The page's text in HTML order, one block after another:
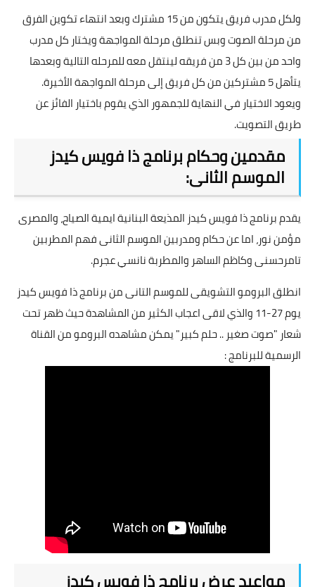
ولكل مدرب فريق يتكون من 15 مشترك وبعد انتهاء تكوين الفرق
من مرحلة الصوت وبس تنطلق مرحلة المواجهة ويختار كل مدرب
واحد من بين كل 3 من فريقه لينتقل معه للمرحله التالية وبعدها
يتأهل 5 مشتركين من كل فريق إلى مرحلة المواجهة الأخيرة.
ويعود الاختيار في النهاية للجمهور الذي يقوم باختيار الفائز عن
طريق التصويت.
مقدمين وحكام برنامج ذا فويس كيدز
الموسم الثانى:
يقدم برنامج ذا فويس كيدز المذيعة البنانيةايمية الصياح، والمصرى
مؤمن نور، اما عن حكام ومدربين الموسم الثانى فهم المطربين
تامرحسنىوكاظم الساهر والمطربة نانسي عجرم.
انطلق البرومو التشويقى للموسم التانى من برنامج ذا فويس كيدز
يوم 27-11 والذي لاقى اعجاب الكثير من المشاهدة حيث ظهر تحت
شعار "صوت صغير .. حلم كبير" يمكن مشاهده البرومو من القناة
الرسمية للبرنامج :